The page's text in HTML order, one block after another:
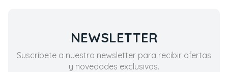
NEWSLETTER
Suscríbete a nuestro newsletter para recibir ofertas
y novedades exclusivas.